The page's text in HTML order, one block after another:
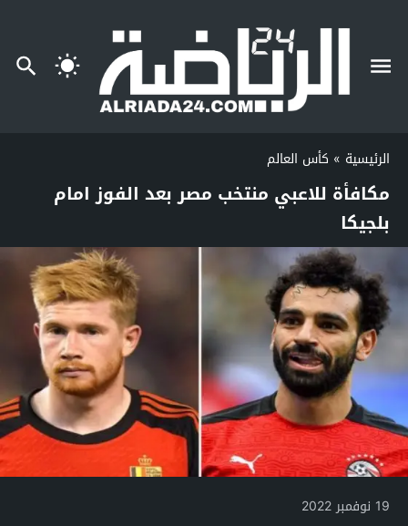
الرئيسية » كأس العالم
مكافأة للاعبي منتخب مصر بعد الفوز امام
بلجيكا
19 نوفمبر 2022